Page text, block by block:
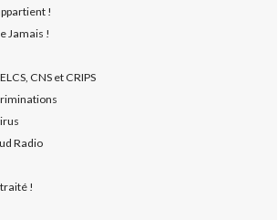
!
Jamais !
CNS et CRIPS
Radio
!